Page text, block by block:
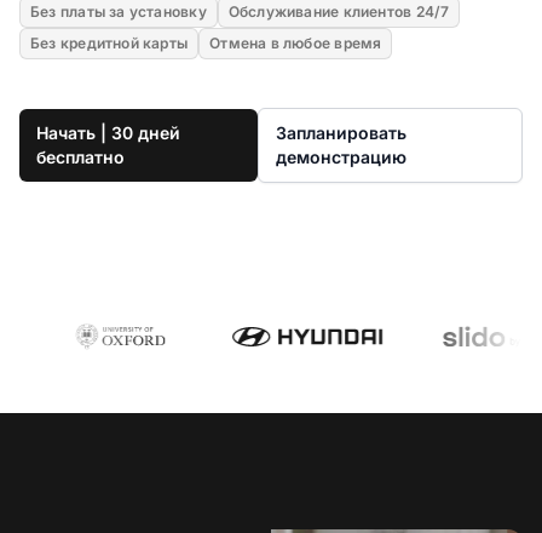
Без платы за установку
Обслуживание клиентов 24/7
Без кредитной карты
Отмена в любое время
Начать | 30 дней
бесплатно
Запланировать
демонстрацию